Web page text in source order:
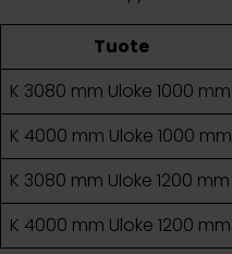
Tuote
K 3080 mm Uloke 1000 mm
K 4000 mm Uloke 1000 mm
K 3080 mm Uloke 1200 mm
K 4000 mm Uloke 1200 mm